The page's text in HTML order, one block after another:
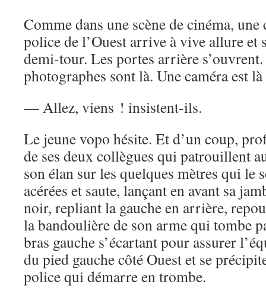
Comme dans une scène de cinéma,
police de l’Ouest arrive à vive allure et
demi-tour. Les portes arrière
photographes sont là. Une caméra est
— Allez, viens ! insistent-ils.
Le jeune vopo hésite. Et d’un coup,
de ses deux collègues qui patrouillent
son élan sur les quelques mètres qui le
acérées et saute, lançant en avant sa
noir, repliant la gauche en arrière,
la bandoulière de son arme qui tombe
bras gauche s’écartant pour assurer
du pied gauche côté Ouest et se
police qui démarre en trombe.